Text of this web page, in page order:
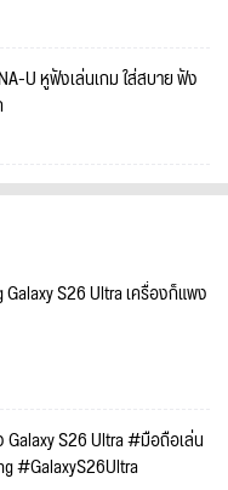
U หูฟังเล่นเกม ใส่สบาย ฟัง
Galaxy S26 Ultra เครื่องก็แพง
Galaxy S26 Ultra #มือถือเล่น
#GalaxyS26Ultra